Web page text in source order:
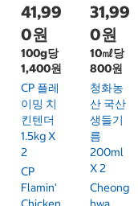
41,99
0원
100g당
1,400원
CP 플레
이밍 치
킨텐더
1.5kg X
2
CP
Flamin'
31,99
0원
10㎖당
800원
청화농
산 국산
생들기
름
200ml
X 2
Cheong